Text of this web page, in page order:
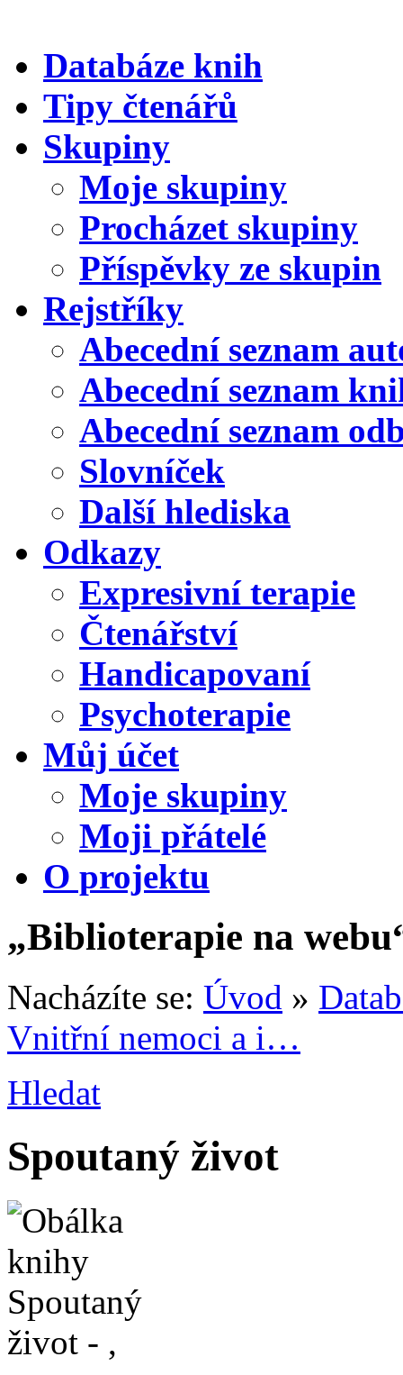
Databáze knih
Tipy čtenářů
Skupiny
Moje skupiny
Procházet skupiny
Příspěvky ze skupin
Rejstříky
Abecední seznam
Abecední seznam
Abecední seznam
Slovníček
Další hlediska
Odkazy
Expresivní terapie
Čtenářství
Handicapovaní
Psychoterapie
Můj účet
Moje skupiny
Moji přátelé
O projektu
„Biblioterapie na
Nacházíte se: Úvod »
Vnitřní nemoci a i…
Hledat
Spoutaný život